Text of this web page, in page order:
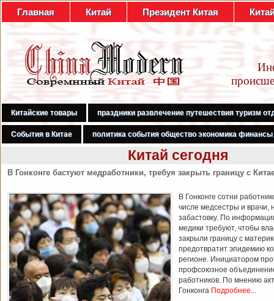
Главная Китай Президент Китая
Китайские товары праздники развлечение путешествия туризм
События в Китае политика события общество экономика финансы
Китай сегодня
В Гонконге бастуют медработники, требуя закрыть границу с
В Гонконге сотни
числе медсестры и врачи,
забастовку. По
медики требуют, чтобы
закрыли границу с
предотвратит эпидемию
регионе. Инициатором
профсоюзное
работников. По мнению
Гонконга Подробнее...